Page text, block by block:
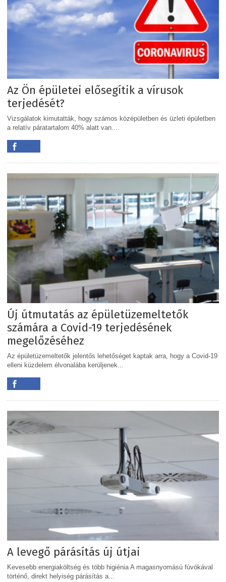
Az Ön épületei elősegítik a vírusok
terjedését?
Vizsgálatok kimutatták, hogy számos középületben és üzleti épületben
a relatív páratartalom 40% alatt van....
Új útmutatás az épületüzemeltetők
számára a Covid-19 terjedésének
megelőzéséhez
Az épületüzemeltetők jelentős lehetőséget kaptak arra, hogy a Covid-19
elleni küzdelem élvonalába kerüljenek...
A levegő párásítás új útjai
Kevesebb energiaköltség és több higiénia A magasnyomású fúvókával
történő, direkt helyiség párásítás a...